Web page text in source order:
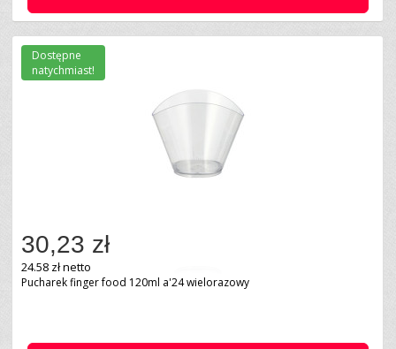
30,23 zł
24.58 zł netto
Pucharek finger food 120ml a'24 wielorazowy
Dostępne
natychmiast!